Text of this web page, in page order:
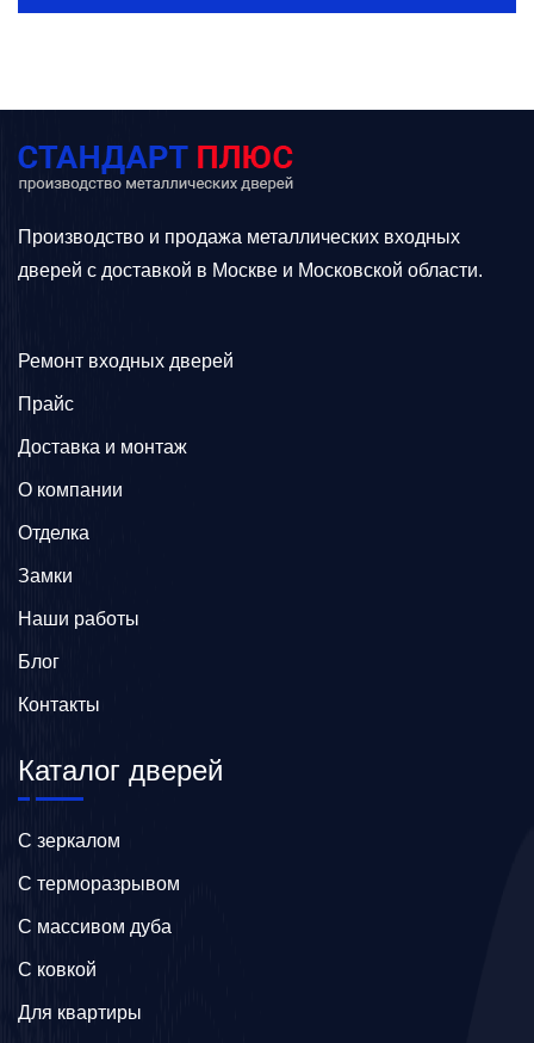
Производство и продажа металлических входных
дверей с доставкой в Москве и Московской области.
Ремонт входных дверей
Прайс
Доставка и монтаж
О компании
Отделка
Замки
Наши работы
Блог
Контакты
Каталог дверей
C зеркалом
C терморазрывом
C массивом дуба
C ковкой
Для квартиры